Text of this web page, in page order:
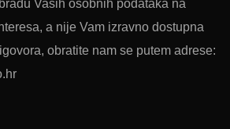
Vaših osobnih podataka na
a nije Vam izravno dostupna
obratite nam se putem adrese: